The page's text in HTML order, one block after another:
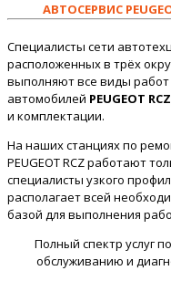
АВТОСЕРВИС
Специалисты сети
расположенных в трёх
выполняют все виды
автомобилей PEUGEOT
и комплектации.
На наших станциях по
PEUGEOT RCZ работают
специалисты узкого
располагает всей
базой для выполнения
Полный спектр услуг
обслуживанию и